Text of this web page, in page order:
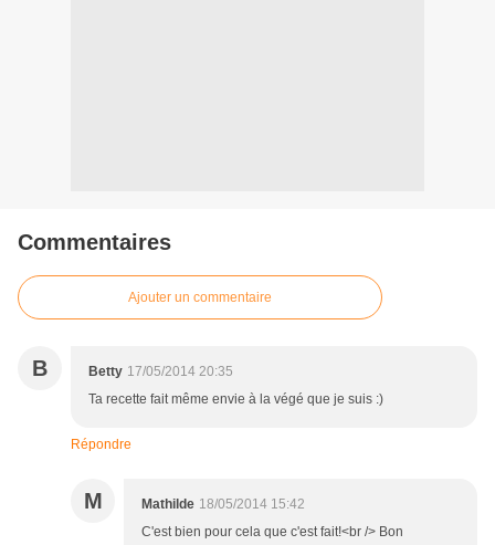
Commentaires
Ajouter un commentaire
B Betty 17/05/2014 20:35
Ta recette fait même envie à la végé que je suis :)
Répondre
M Mathilde 18/05/2014 15:42
C'est bien pour cela que c'est fait!<br /> Bon